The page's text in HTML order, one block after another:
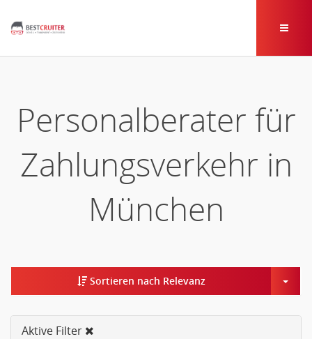
Personalberater für
Zahlungsverkehr in
München
Sortieren nach Relevanz
Aktive Filter